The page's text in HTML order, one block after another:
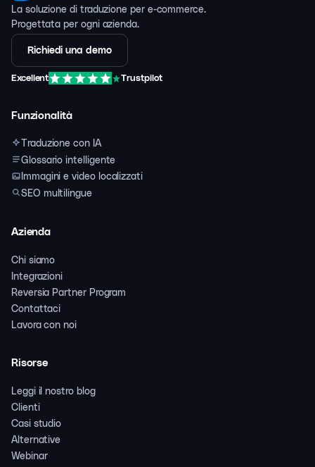
La soluzione di traduzione per e-commerce.
Progettata per ogni azienda.
Richiedi una demo
Excellent Trustpilot
Funzionalità
Traduzione con IA
Glossario intelligente
Immagini e video localizzati
SEO multilingue
Azienda
Chi siamo
Integrazioni
Reversia Partner Program
Contattaci
Lavora con noi
Risorse
Leggi il nostro blog
Clienti
Casi studio
Alternative
Webinar